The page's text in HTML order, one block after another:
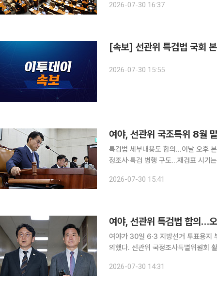
스터(무제한 토론)로 맞불을 놓으면
2026-07-30 16:37
[속보] 선관위 특검법 국회
2026-07-30 15:55
여야, 선관위 국조특위 8월
특검법 세부내용도 합의…이날 오후
정조사·특검 병행 구도…재검표 시기는 계속 협의 여야가 6·3 지방선거 투
2026-07-30 15:41
여야, 선관위 특검법 합의…
여야가 30일 6·3 지방선거 투표용지
의했다. 선관위 국정조사특별위원회 활동 기한도
의힘 원내대표 등 여야 원내지도부가
2026-07-30 14:31